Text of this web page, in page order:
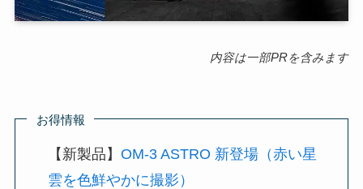
内容は一部PRを含みます
お得情報
【新製品】OM-3 ASTRO 新登場（赤い星
雲を色鮮やかに撮影）